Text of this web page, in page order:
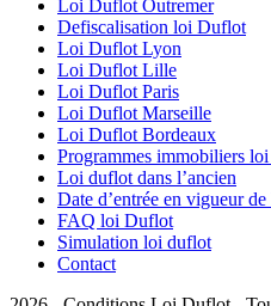
Loi Duflot Outremer
Defiscalisation loi Duflot
Loi Duflot Lyon
Loi Duflot Lille
Loi Duflot Paris
Loi Duflot Marseille
Loi Duflot Bordeaux
Programmes immobiliers
Loi duflot dans l’ancien
Date d’entrée en vigueur
FAQ loi Duflot
Simulation loi duflot
Contact